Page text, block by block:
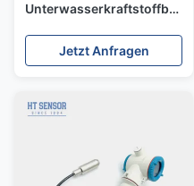
Wasserbehälter
Niveausensor 4-20mA
Jetzt Anfragen